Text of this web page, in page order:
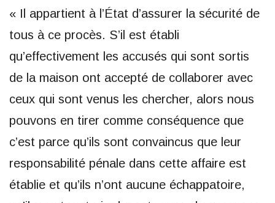
« Il appartient à l’État d’assurer la sécurité de
tous à ce procès. S’il est établi
qu’effectivement les accusés qui sont sortis
de la maison ont accepté de collaborer avec
ceux qui sont venus les chercher, alors nous
pouvons en tirer comme conséquence que
c’est parce qu’ils sont convaincus que leur
responsabilité pénale dans cette affaire est
établie et qu’ils n’ont aucune échappatoire,